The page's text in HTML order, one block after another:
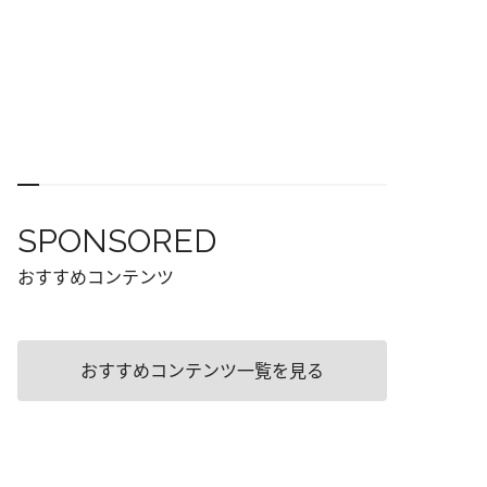
SPONSORED
おすすめコンテンツ
おすすめコンテンツ一覧を見る